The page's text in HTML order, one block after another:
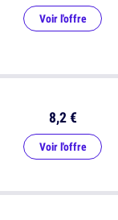
Voir l'offre
8,2 €
Voir l'offre